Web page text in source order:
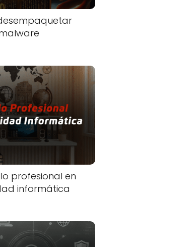
profesional en
informática